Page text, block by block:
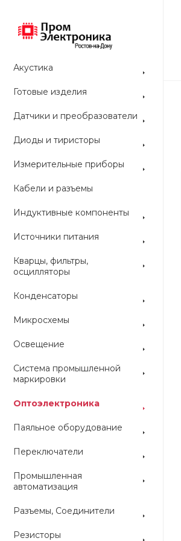
Акустика
Готовые изделия
Датчики и преобразователи
Диоды и тиристоры
Измерительные приборы
Кабели и разъемы
Индуктивные компоненты
Источники питания
Кварцы, фильтры,
осцилляторы
Конденсаторы
Микросхемы
Освещение
Система промышленной
маркировки
Оптоэлектроника
Паяльное оборудование
Переключатели
Промышленная
автоматизация
Разъемы, Соединители
Резисторы